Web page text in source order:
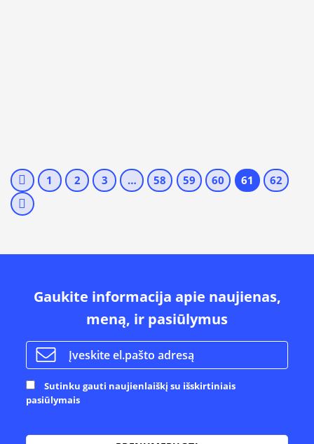
1 2 3 … 58 59 60 61 62
Gaukite informacija apie naujienas,
meną, ir pasiūlymus
Sutinku gauti naujienlaiškį su išskirtiniais
pasiūlymais